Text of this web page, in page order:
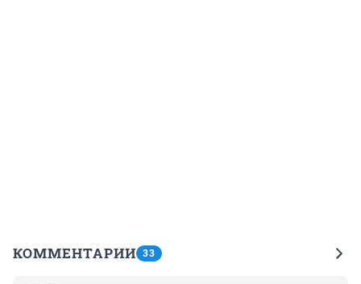
КОММЕНТАРИИ 33